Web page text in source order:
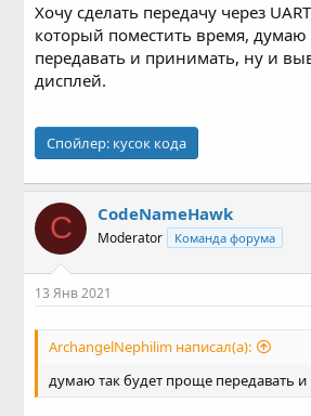
Хочу сделать передачу через
который поместить время, думаю
передавать и принимать, ну и
дисплей.
Спойлер: кусок кода
C CodeNameHawk
Moderator Команда форума
13 Янв 2021
ArchangelNephilim написал(а):
думаю так будет проще передавать